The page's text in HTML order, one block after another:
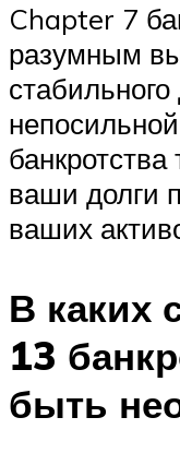
Chapter 7
разумным
ваши долги
ваших
В каких
13
быть